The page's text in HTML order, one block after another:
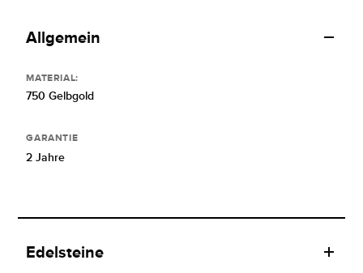
Allgemein
MATERIAL:
750 Gelbgold
GARANTIE
2 Jahre
Edelsteine